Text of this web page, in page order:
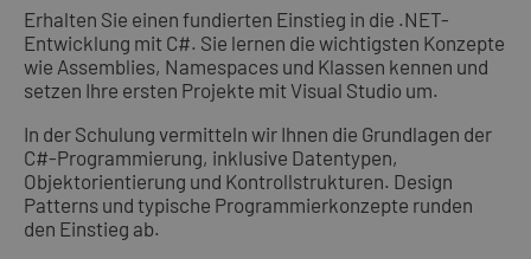
Erhalten Sie einen fundierten Einstieg in die .NET-
Entwicklung mit C#. Sie lernen die wichtigsten Konzepte
wie Assemblies, Namespaces und Klassen kennen und
setzen Ihre ersten Projekte mit Visual Studio um.
In der Schulung vermitteln wir Ihnen die Grundlagen der
C#-Programmierung, inklusive Datentypen,
Objektorientierung und Kontrollstrukturen. Design
Patterns und typische Programmierkonzepte runden
den Einstieg ab.